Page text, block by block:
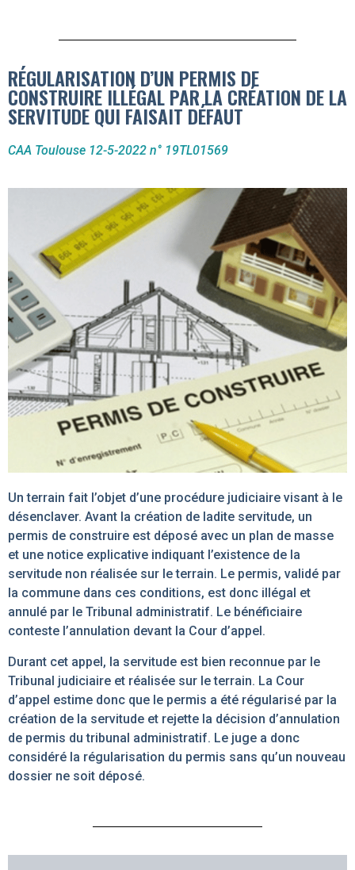
RÉGULARISATION D’UN PERMIS DE
CONSTRUIRE ILLÉGAL PAR LA CRÉATION DE LA
SERVITUDE QUI FAISAIT DÉFAUT
CAA Toulouse 12-5-2022 n° 19TL01569
Un terrain fait l’objet d’une procédure judiciaire visant à le
désenclaver. Avant la création de ladite servitude, un
permis de construire est déposé avec un plan de masse
et une notice explicative indiquant l’existence de la
servitude non réalisée sur le terrain. Le permis, validé par
la commune dans ces conditions, est donc illégal et
annulé par le Tribunal administratif. Le bénéficiaire
conteste l’annulation devant la Cour d’appel.
Durant cet appel, la servitude est bien reconnue par le
Tribunal judiciaire et réalisée sur le terrain. La Cour
d’appel estime donc que le permis a été régularisé par la
création de la servitude et rejette la décision d’annulation
de permis du tribunal administratif. Le juge a donc
considéré la régularisation du permis sans qu’un nouveau
dossier ne soit déposé.